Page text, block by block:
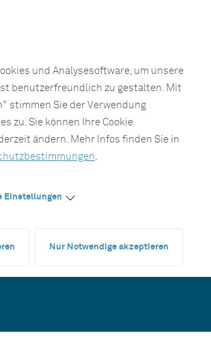
und Analysesoftware, um unsere
benutzerfreundlich zu gestalten. Mit
stimmen Sie der Verwendung
zu. Sie können Ihre Cookie
ändern. Mehr Infos finden Sie in
.
Einstellungen
Nur Notwendige akzeptieren